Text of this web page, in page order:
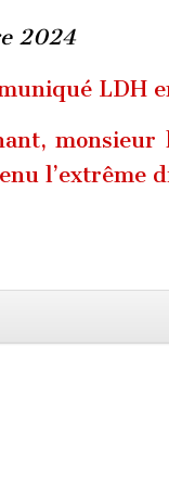
2024
LDH
monsieur
l’extrême